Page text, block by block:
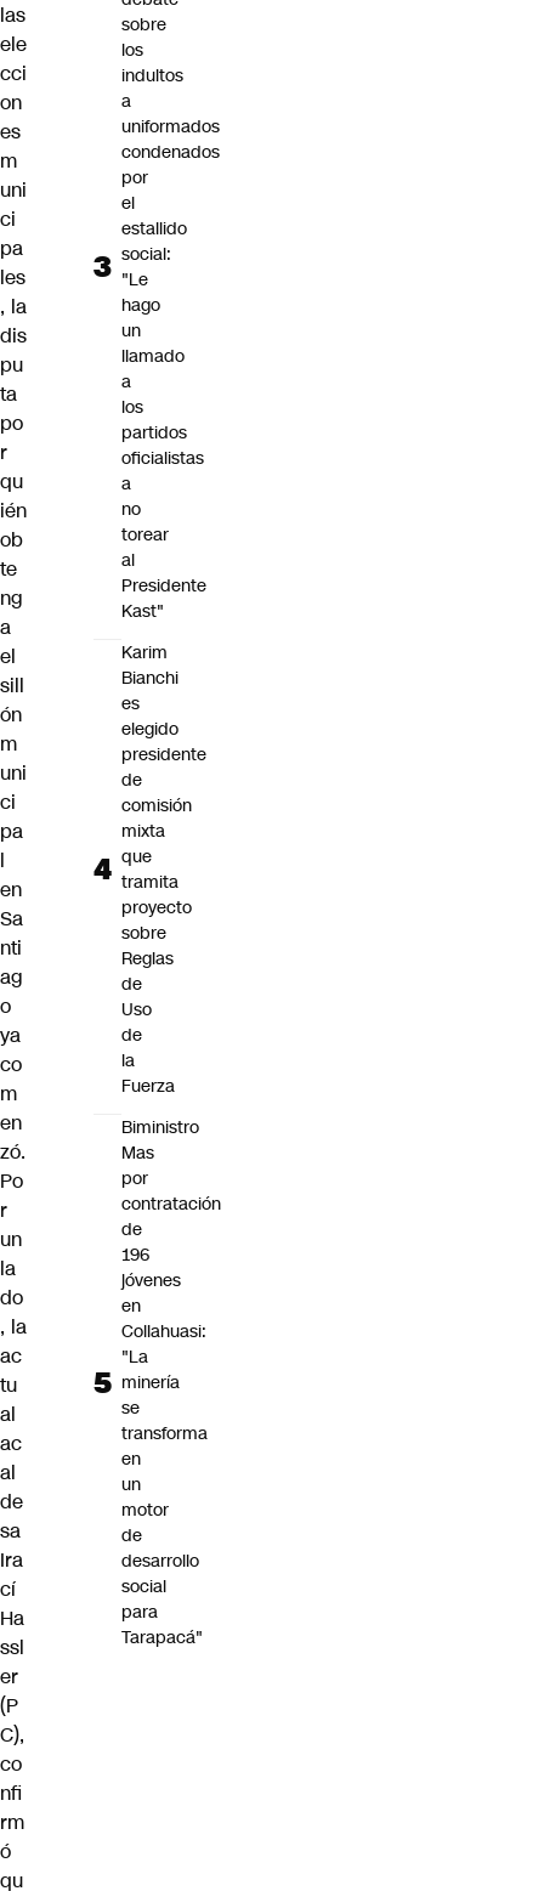
las
ele
cci
on
es
m
uni
ci
pa
les
, la
dis
pu
ta
po
r
qu
ién
ob
te
ng
a
el
sill
ón
m
uni
ci
pa
l
en
Sa
nti
ag
o
ya
co
m
en
zó.
Po
r
un
la
do
, la
ac
tu
al
ac
al
de
sa
Ira
cí
Ha
ssl
er
(P
C),
co
nfi
rm
ó
qu
sobre
los
indultos
a
uniformados
condenados
por
el
estallido
social:
"Le
hago
un
llamado
a
los
partidos
oficialistas
a
no
torear
al
Presidente
Kast"
Karim
Bianchi
es
elegido
presidente
de
comisión
mixta
que
tramita
proyecto
sobre
Reglas
de
Uso
de
la
Fuerza
Biministro
Mas
por
contratación
de
196
jóvenes
en
Collahuasi:
"La
minería
se
transforma
en
un
motor
de
desarrollo
social
para
Tarapacá"